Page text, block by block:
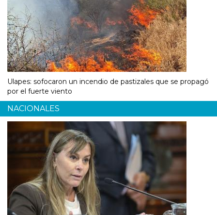
Ulapes: sofocaron un incendio de pastizales que se propagó
por el fuerte viento
NACIONALES